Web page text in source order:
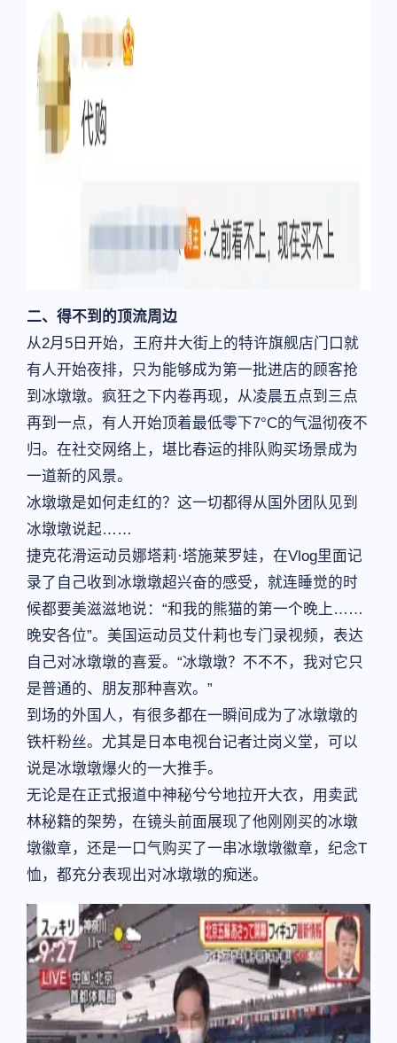
二、得不到的顶流周边
从2月5日开始，王府井大街上的特许旗舰店门口就
有人开始夜排，只为能够成为第一批进店的顾客抢
到冰墩墩。疯狂之下内卷再现，从凌晨五点到三点
再到一点，有人开始顶着最低零下7°C的气温彻夜不
归。在社交网络上，堪比春运的排队购买场景成为
一道新的风景。
冰墩墩是如何走红的？这一切都得从国外团队见到
冰墩墩说起……
捷克花滑运动员娜塔莉·塔施莱罗娃，在Vlog里面记
录了自己收到冰墩墩超兴奋的感受，就连睡觉的时
候都要美滋滋地说：“和我的熊猫的第一个晚上……
晚安各位”。美国运动员艾什莉也专门录视频，表达
自己对冰墩墩的喜爱。“冰墩墩？不不不，我对它只
是普通的、朋友那种喜欢。”
到场的外国人，有很多都在一瞬间成为了冰墩墩的
铁杆粉丝。尤其是日本电视台记者辻岗义堂，可以
说是冰墩墩爆火的一大推手。
无论是在正式报道中神秘兮兮地拉开大衣，用卖武
林秘籍的架势，在镜头前面展现了他刚刚买的冰墩
墩徽章，还是一口气购买了一串冰墩墩徽章，纪念T
恤，都充分表现出对冰墩墩的痴迷。